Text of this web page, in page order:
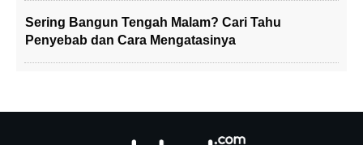
Sering Bangun Tengah Malam? Cari Tahu
Penyebab dan Cara Mengatasinya